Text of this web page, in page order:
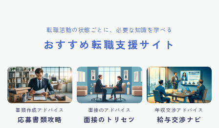
転職活動の状態ごとに、必要な知識を学べる
おすすめ転職支援サイト
書類作成アドバイス
応募書類攻略
面接のアドバイス
面接のトリセツ
年収交渉アドバイス
給与交渉ナビ